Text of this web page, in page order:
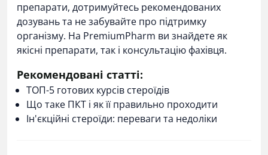
препарати, дотримуйтесь рекомендованих
дозувань та не забувайте про підтримку
організму. На PremiumPharm ви знайдете як
якісні препарати, так і консультацію фахівця.
Рекомендовані статті:
ТОП-5 готових курсів стероїдів
Що таке ПКТ і як її правильно проходити
Ін'єкційні стероїди: переваги та недоліки